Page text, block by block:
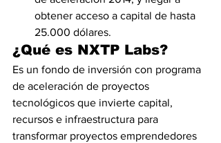
obtener acceso a capital de hasta
25.000 dólares.
¿Qué es NXTP Labs?
Es un fondo de inversión con programa
de aceleración de proyectos
tecnológicos que invierte capital,
recursos e infraestructura para
transformar proyectos emprendedores